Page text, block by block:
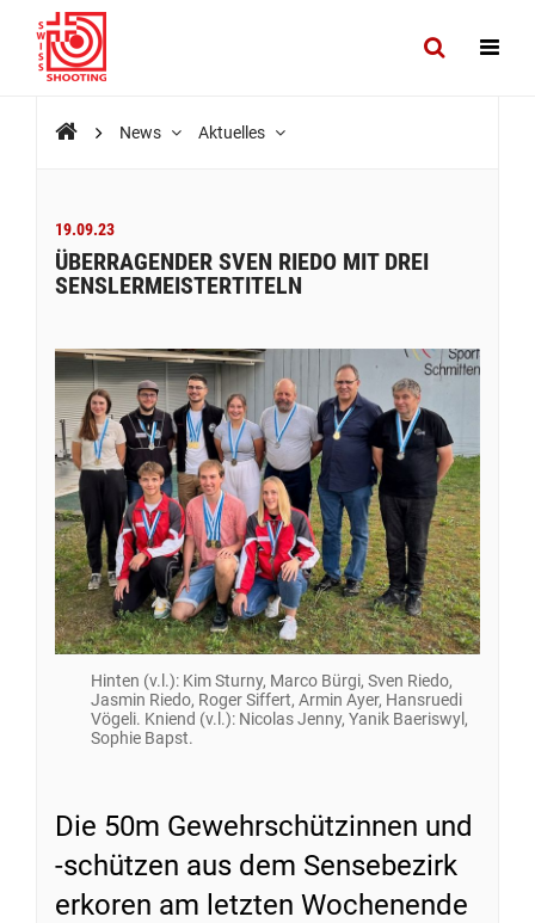
News Aktuelles
19.09.23
ÜBERRAGENDER SVEN RIEDO MIT DREI
SENSLERMEISTERTITELN
Hinten (v.l.): Kim Sturny, Marco Bürgi, Sven Riedo,
Jasmin Riedo, Roger Siffert, Armin Ayer, Hansruedi
Vögeli. Kniend (v.l.): Nicolas Jenny, Yanik Baeriswyl,
Sophie Bapst.
Die 50m Gewehrschützinnen und
-schützen aus dem Sensebezirk
erkoren am letzten Wochenende